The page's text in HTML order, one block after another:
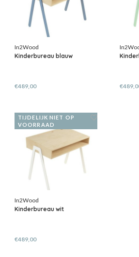
In2Wood
Kinderbureau blauw
€489,00
TIJDELIJK NIET OP
VOORRAAD
In2Wood
Kinderbureau wit
€489,00